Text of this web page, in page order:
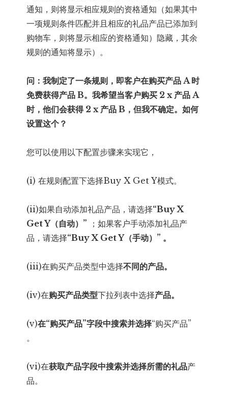
通知，则将显示相应规则的资格通知（如果其中
一项规则条件匹配并且相应的礼品产品已添加到
购物车，则将显示相应的资格通知）隐藏，其余
规则的通知将显示）。
问：我制定了一条规则，即客户在购买产品 A 时
免费获得产品 B。我希望当客户购买 2 x 产品 A
时，他们会获得 2 x 产品 B，但我不确定。如何
设置这个？
您可以使用以下配置步骤来实现它，
(i) 在规则配置下选择Buy X Get Y模式。
(ii)如果自动添加礼品产品，请选择“Buy X
Get Y（自动）” ；如果客户手动添加礼品产
品，请选择“Buy X Get Y（手动）” 。
(iii)在购买产品类型中选择不同的产品。
(iv)在购买产品类型下拉列表中选择产品。
(v)在“购买产品”字段中搜索并选择“购买产品”
。
(vi)在获取产品字段中搜索并选择所需的礼品产
品。